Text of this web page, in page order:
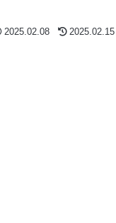
2025.02.08 2025.02.15